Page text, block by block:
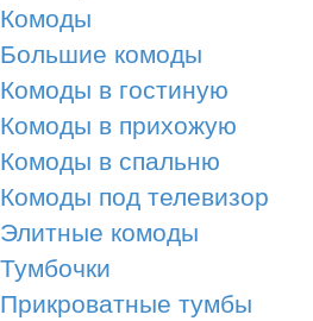
Комоды
Большие комоды
Комоды в гостиную
Комоды в прихожую
Комоды в спальню
Комоды под телевизор
Элитные комоды
Тумбочки
Прикроватные тумбы